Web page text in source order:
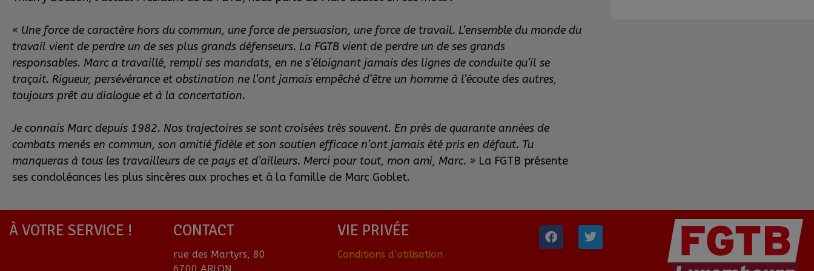
« Une force de caractère hors du commun, une force de persuasion, une force de travail. L’ensemble du monde du
travail vient de perdre un de ses plus grands défenseurs. La FGTB vient de perdre un de ses grands
responsables. Marc a travaillé, rempli ses mandats, en ne s’éloignant jamais des lignes de conduite qu’il se
traçait. Rigueur, persévérance et obstination ne l’ont jamais empêché d’être un homme à l’écoute des autres,
toujours prêt au dialogue et à la concertation.
Je connais Marc depuis 1982. Nos trajectoires se sont croisées très souvent. En près de quarante années de
combats menés en commun, son amitié fidèle et son soutien efficace n’ont jamais été pris en défaut. Tu
manqueras à tous les travailleurs de ce pays et d’ailleurs. Merci pour tout, mon ami, Marc. » La FGTB présente
ses condoléances les plus sincères aux proches et à la famille de Marc Goblet.
À VOTRE SERVICE ! CONTACT
rue des Martyrs, 80
6700 ARLON
VIE PRIVÉE
Conditions d’utilisation